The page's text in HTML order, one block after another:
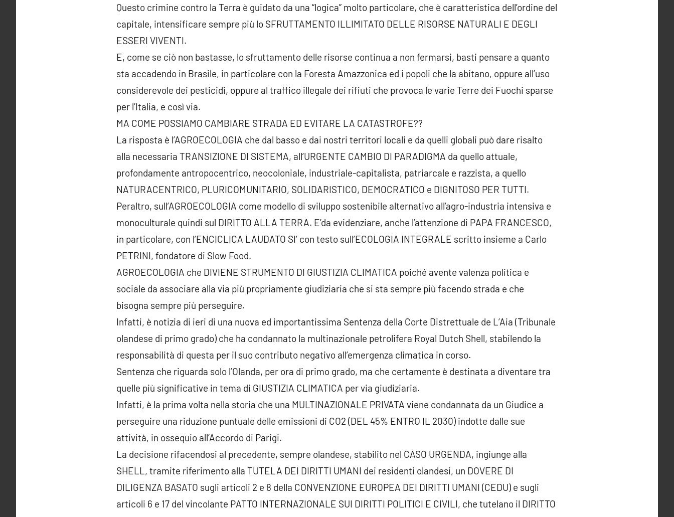
Questo crimine contro la Terra è guidato da una “logica” molto particolare, che è caratteristica dell’ordine del
capitale, intensificare sempre più lo SFRUTTAMENTO ILLIMITATO DELLE RISORSE NATURALI E DEGLI
ESSERI VIVENTI.
E, come se ciò non bastasse, lo sfruttamento delle risorse continua a non fermarsi, basti pensare a quanto
sta accadendo in Brasile, in particolare con la Foresta Amazzonica ed i popoli che la abitano, oppure all’uso
considerevole dei pesticidi, oppure al traffico illegale dei rifiuti che provoca le varie Terre dei Fuochi sparse
per l’Italia, e così via.
MA COME POSSIAMO CAMBIARE STRADA ED EVITARE LA CATASTROFE??
La risposta è l’AGROECOLOGIA che dal basso e dai nostri territori locali e da quelli globali può dare risalto
alla necessaria TRANSIZIONE DI SISTEMA, all’URGENTE CAMBIO DI PARADIGMA da quello attuale,
profondamente antropocentrico, neocoloniale, industriale-capitalista, patriarcale e razzista, a quello
NATURACENTRICO, PLURICOMUNITARIO, SOLIDARISTICO, DEMOCRATICO e DIGNITOSO PER TUTTI.
Peraltro, sull’AGROECOLOGIA come modello di sviluppo sostenibile alternativo all’agro-industria intensiva e
monoculturale quindi sul DIRITTO ALLA TERRA. E’da evidenziare, anche l’attenzione di PAPA FRANCESCO,
in particolare, con l’ENCICLICA LAUDATO SI’ con testo sull’ECOLOGIA INTEGRALE scritto insieme a Carlo
PETRINI, fondatore di Slow Food.
AGROECOLOGIA che DIVIENE STRUMENTO DI GIUSTIZIA CLIMATICA poiché avente valenza politica e
sociale da associare alla via più propriamente giudiziaria che si sta sempre più facendo strada e che
bisogna sempre più perseguire.
Infatti, è notizia di ieri di una nuova ed importantissima Sentenza della Corte Distrettuale de L’Aia (Tribunale
olandese di primo grado) che ha condannato la multinazionale petrolifera Royal Dutch Shell, stabilendo la
responsabilità di questa per il suo contributo negativo all’emergenza climatica in corso.
Sentenza che riguarda solo l’Olanda, per ora di primo grado, ma che certamente è destinata a diventare tra
quelle più significative in tema di GIUSTIZIA CLIMATICA per via giudiziaria.
Infatti, è la prima volta nella storia che una MULTINAZIONALE PRIVATA viene condannata da un Giudice a
perseguire una riduzione puntuale delle emissioni di CO2 (DEL 45% ENTRO IL 2030) indotte dalle sue
attività, in ossequio all’Accordo di Parigi.
La decisione rifacendosi al precedente, sempre olandese, stabilito nel CASO URGENDA, ingiunge alla
SHELL, tramite riferimento alla TUTELA DEI DIRITTI UMANI dei residenti olandesi, un DOVERE DI
DILIGENZA BASATO sugli articoli 2 e 8 della CONVENZIONE EUROPEA DEI DIRITTI UMANI (CEDU) e sugli
articoli 6 e 17 del vincolante PATTO INTERNAZIONALE SUI DIRITTI POLITICI E CIVILI, che tutelano il DIRITTO